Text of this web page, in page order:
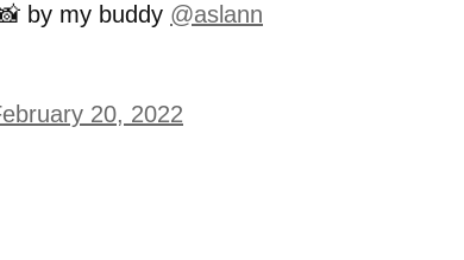
by my buddy @aslann
20, 2022